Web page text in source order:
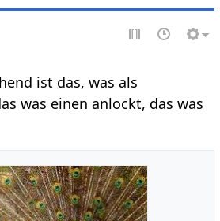
ist das, was als
was einen anlockt, das was